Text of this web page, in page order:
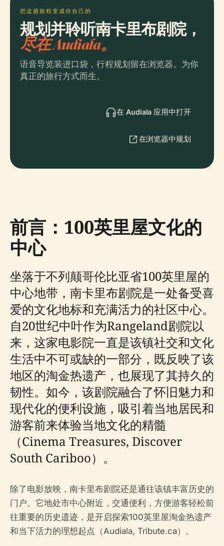
把这趟旅程变成你自己的
规划并聆听南卡里布剧院，
尽在 Audiala。
语音导览装进口袋，行程规划留在浏览器。为你
真正的旅行方式而生。
在 Audiala 应用中打开
在浏览器中规划
前言：100英里屋文化的
中心
坐落于不列颠哥伦比亚省100英里屋的
中心地带，南卡里布剧院是一处备受喜
爱的文化地标和充满活力的社区中心。
自20世纪中叶作为Rangeland剧院以
来，这家电影院一直是该镇社交和文化
生活中不可或缺的一部分，既反映了该
地区的淘金热遗产，也展现了其持久的
韧性。如今，该剧院融合了怀旧魅力和
现代化的便利设施，吸引着当地居民和
游客前来体验当地文化的精髓
（Cinema Treasures, Discover
South Cariboo）。
除了电影放映，南卡里布剧院还是通往该镇丰富历史的
门户。它地处市中心附近，交通便利，方便游客轻松前
往重要的历史遗迹，是开启探索100英里屋淘金热遗产
和当下活力的理想起点（Audiala, Tribute.ca）。